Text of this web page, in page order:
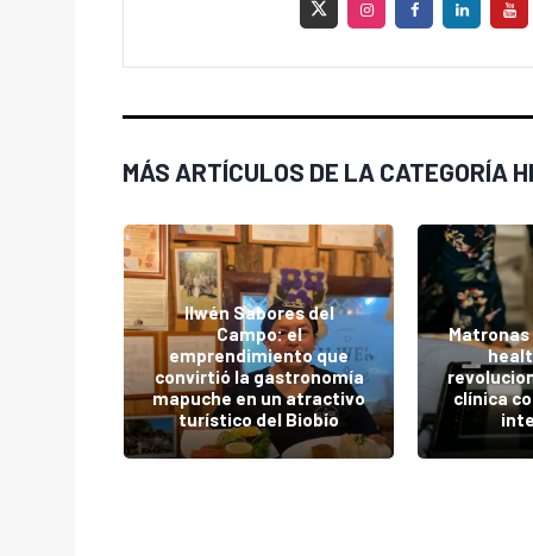
MÁS ARTÍCULOS DE LA CATEGORÍA
Ilwén Sabores del
Campo: el
emprendimiento que
convirtió la gastronomía
mapuche en un atractivo
turístico del Biobío
clínica